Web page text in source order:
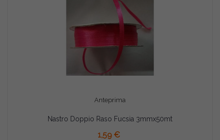
Anteprima
Nastro Doppio Raso Fucsia 3mmx50mt
1,59 €